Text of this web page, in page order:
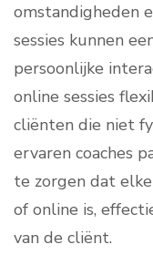
omstandigheden
sessies kunnen
persoonlijke
online sessies
cliënten die niet
ervaren coaches
te zorgen dat
of online is,
van de cliënt.